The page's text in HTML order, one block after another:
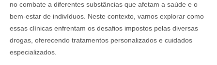
no combate a diferentes substâncias que afetam a saúde e o
bem-estar de indivíduos. Neste contexto, vamos explorar como
essas clínicas enfrentam os desafios impostos pelas diversas
drogas, oferecendo tratamentos personalizados e cuidados
especializados.